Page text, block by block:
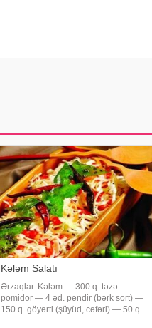
Kələm Salatı
Ərzaqlar. Kələm — 300 q. təzə
pomidor — 4 əd. pendir (bərk sort) —
150 q. göyərti (şüyüd, cəfəri) — 50 q.